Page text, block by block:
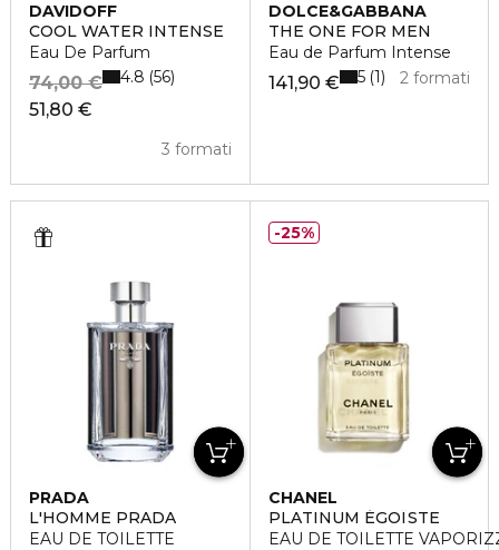
DAVIDOFF
COOL WATER INTENSE
Eau De Parfum
51,80 €
74,00 €
3 formati
4.8 56
DOLCE&GABBANA
THE ONE FOR MEN
Eau de Parfum Intense
141,90 € 2 formati
5 1
PRADA
L'HOMME PRADA
EAU DE TOILETTE
CHANEL
PLATINUM ÉGOÏSTE
EAU DE TOILETTE
25%